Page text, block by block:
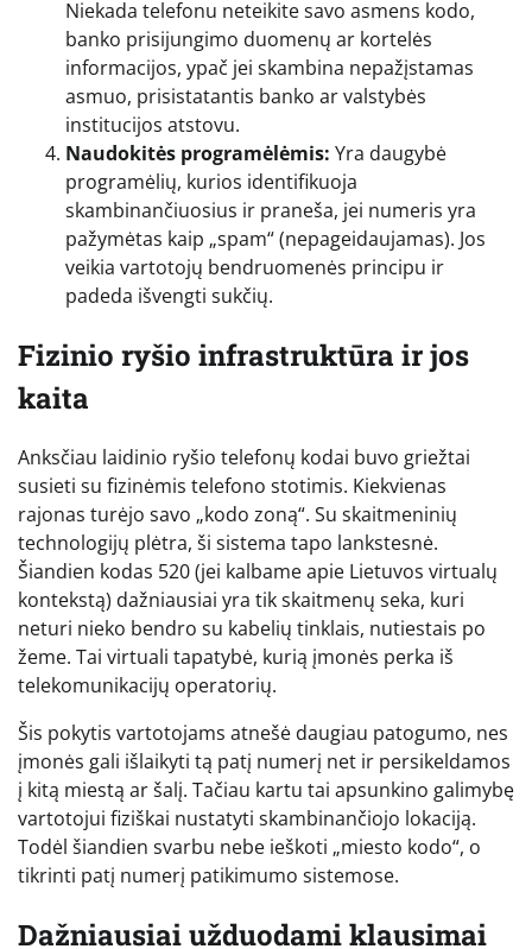
Niekada telefonu neteikite savo asmens kodo,
banko prisijungimo duomenų ar kortelės
informacijos, ypač jei skambina nepažįstamas
asmuo, prisistatantis banko ar valstybės
institucijos atstovu.
Naudokitės programėlėmis: Yra daugybė
programėlių, kurios identifikuoja
skambinančiuosius ir praneša, jei numeris yra
pažymėtas kaip „spam“ (nepageidaujamas). Jos
veikia vartotojų bendruomenės principu ir
padeda išvengti sukčių.
Fizinio ryšio infrastruktūra ir jos
kaita
Anksčiau laidinio ryšio telefonų kodai buvo griežtai
susieti su fizinėmis telefono stotimis. Kiekvienas
rajonas turėjo savo „kodo zoną“. Su skaitmeninių
technologijų plėtra, ši sistema tapo lankstesnė.
Šiandien kodas 520 (jei kalbame apie Lietuvos virtualų
kontekstą) dažniausiai yra tik skaitmenų seka, kuri
neturi nieko bendro su kabelių tinklais, nutiestais po
žeme. Tai virtuali tapatybė, kurią įmonės perka iš
telekomunikacijų operatorių.
Šis pokytis vartotojams atnešė daugiau patogumo, nes
įmonės gali išlaikyti tą patį numerį net ir persikeldamos
į kitą miestą ar šalį. Tačiau kartu tai apsunkino galimybę
vartotojui fiziškai nustatyti skambinančiojo lokaciją.
Todėl šiandien svarbu nebe ieškoti „miesto kodo“, o
tikrinti patį numerį patikimumo sistemose.
Dažniausiai užduodami klausimai